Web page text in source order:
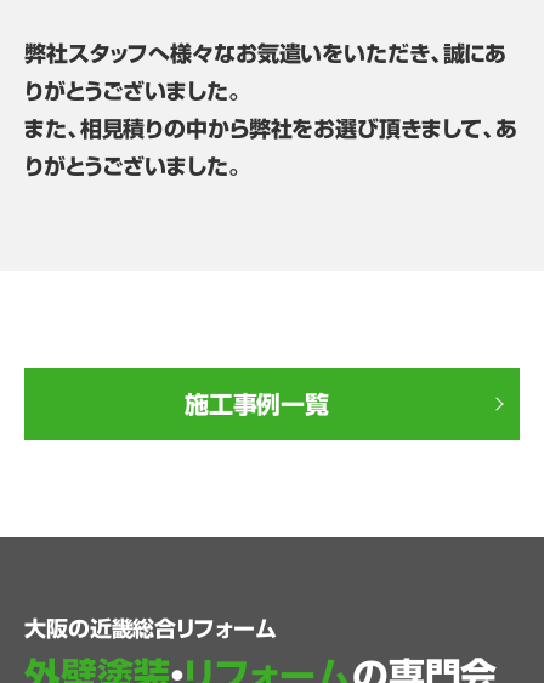
弊社スタッフへ様々なお気遣いをいただき、誠にあ
りがとうございました。
また、相見積りの中から弊社をお選び頂きまして、あ
りがとうございました。
施工事例一覧
大阪の近畿総合リフォーム
外壁塗装・リフォームの専門会